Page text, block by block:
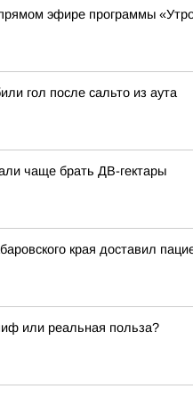
эфире программы
гол после сальто из аута
чаще брать ДВ-гектары
края доставил
или реальная польза?